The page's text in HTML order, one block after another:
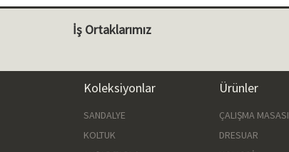
İş Ortaklarımız
Koleksiyonlar
SANDALYE
KOLTUK
Ürünler
ÇALIŞMA MASASI
DRESUAR